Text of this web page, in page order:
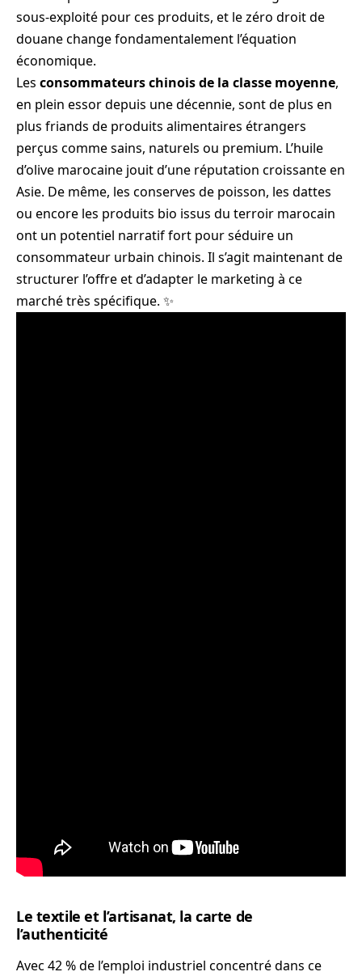
sous-exploité pour ces produits, et le zéro droit de
douane change fondamentalement l’équation
économique.
Les consommateurs chinois de la classe moyenne,
en plein essor depuis une décennie, sont de plus en
plus friands de produits alimentaires étrangers
perçus comme sains, naturels ou premium. L’huile
d’olive marocaine jouit d’une réputation croissante en
Asie. De même, les conserves de poisson, les dattes
ou encore les produits bio issus du terroir marocain
ont un potentiel narratif fort pour séduire un
consommateur urbain chinois. Il s’agit maintenant de
structurer l’offre et d’adapter le marketing à ce
marché très spécifique. ✨
Le textile et l’artisanat, la carte de
l’authenticité
Avec 42 % de l’emploi industriel concentré dans ce